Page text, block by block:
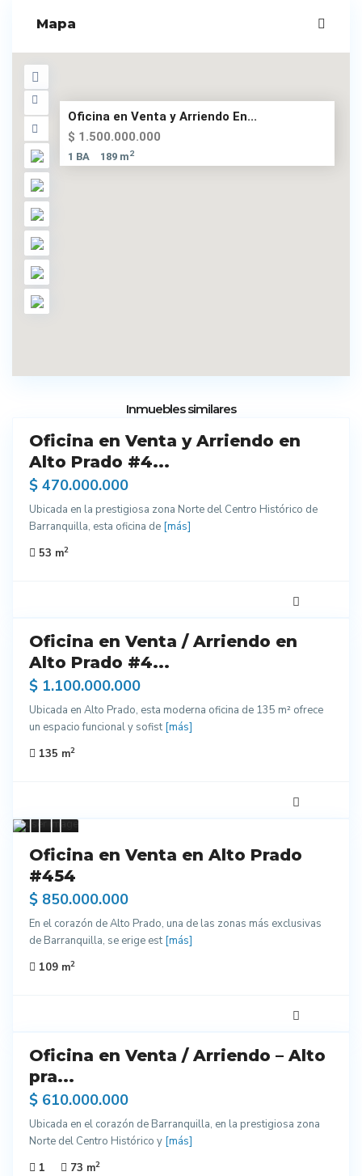
Mapa
Oficina en Venta y Arriendo En...
$ 1.500.000.000
1 BA 189 m2
Inmuebles similares
Oficina en Venta y Arriendo en
Alto Prado #4...
$ 470.000.000
Ubicada en la prestigiosa zona Norte del Centro Histórico de
Barranquilla, esta oficina de [más]
53 m2
Oficina en Venta / Arriendo en
Alto Prado #4...
$ 1.100.000.000
Ubicada en Alto Prado, esta moderna oficina de 135 m² ofrece
un espacio funcional y sofist [más]
135 m2
Excelentes
Acabados
Oficina en Venta en Alto Prado
#454
$ 850.000.000
En el corazón de Alto Prado, una de las zonas más exclusivas
de Barranquilla, se erige est [más]
109 m2
Oficina en Venta / Arriendo – Alto
pra...
$ 610.000.000
Ubicada en el corazón de Barranquilla, en la prestigiosa zona
Norte del Centro Histórico y [más]
1
73 m2